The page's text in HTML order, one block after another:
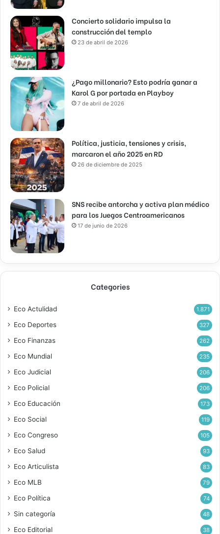
Concierto solidario impulsa la
construcción del templo
23 de abril de 2026
¿Pago millonario? Esto podría ganar a
Karol G por portada en Playboy
7 de abril de 2026
Política, justicia, tensiones y crisis,
marcaron el año 2025 en RD
26 de diciembre de 2025
SNS recibe antorcha y activa plan médico
para los Juegos Centroamericanos
17 de junio de 2026
Categories
Eco Actulidad 1.871
Eco Deportes 327
Eco Finanzas 262
Eco Mundial 235
Eco Judicial 206
Eco Policial 206
Eco Educación 173
Eco Social 119
Eco Congreso 105
Eco Salud 93
Eco Articulista 83
Eco MLB 79
Eco Política 74
Sin categoría 48
Eco Editorial 38